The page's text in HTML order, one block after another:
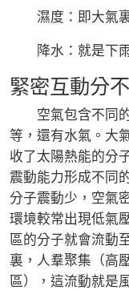
濕度：即大氣裏
降水：就是下雨
緊密互動分
空氣包含不同的
等，還有水氣。大
收了太陽熱能的分
震動能力形成不同
分子震動少，空氣
環境較常出現低氣
區的分子就會流動
裏，人羣聚集（高
區），這流動就是